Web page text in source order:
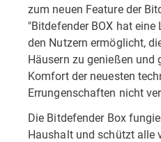
zum neuen Feature der
"Bitdefender BOX hat
den Nutzern ermöglicht,
Häusern zu genießen und
Komfort der neuesten
Errungenschaften nicht
Die Bitdefender Box
Haushalt und schützt alle